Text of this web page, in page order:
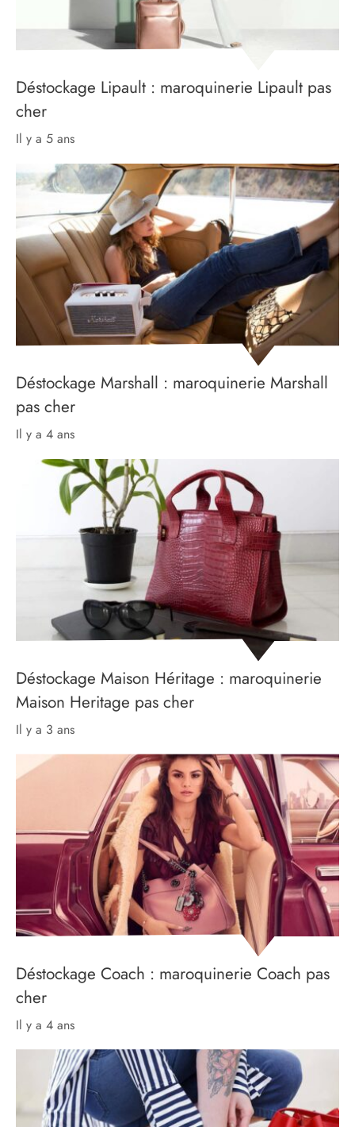
Déstockage Lipault : maroquinerie Lipault pas
cher
il y a 5 ans
Déstockage Marshall : maroquinerie Marshall
pas cher
il y a 4 ans
Déstockage Maison Héritage : maroquinerie
Maison Heritage pas cher
il y a 3 ans
Déstockage Coach : maroquinerie Coach pas
cher
il y a 4 ans